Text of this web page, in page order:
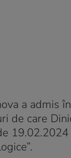
a admis
de care